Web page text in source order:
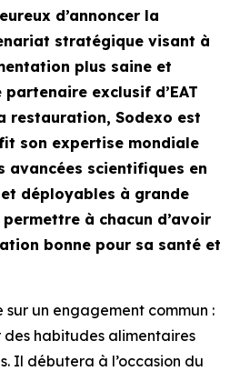
d’annoncer la
stratégique visant à
plus saine et
exclusif d’EAT
restauration, Sodexo est
son expertise mondiale
avancées scientifiques en
déployables à grande
à chacun d’avoir
bonne pour sa santé et
un engagement commun :
habitudes alimentaires
Il débutera à l’occasion du